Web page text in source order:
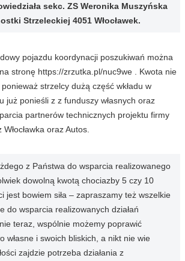
sekc. ZS Weronika Muszyńska
Strzeleckiej 4051 Włocławek.
pojazdu koordynacji poszukiwań można
stronę https://zrzutka.pl/nuc9we . Kwota nie
strzelcy dużą część wkładu w
już ponieśli z z funduszy własnych oraz
partnerów technicznych projektu firmy
oraz Autos.
z Państwa do wsparcia realizowanego
dowolną kwotą chociazby 5 czy 10
jest bowiem siła – zapraszamy też wszelkie
do wsparcia realizowanych działań
teraz, wspólnie możemy poprawić
własne i swoich bliskich, a nikt nie wie
zajdzie potrzeba działania z